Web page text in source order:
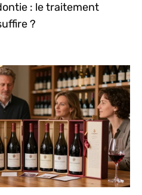
: le traitement
?